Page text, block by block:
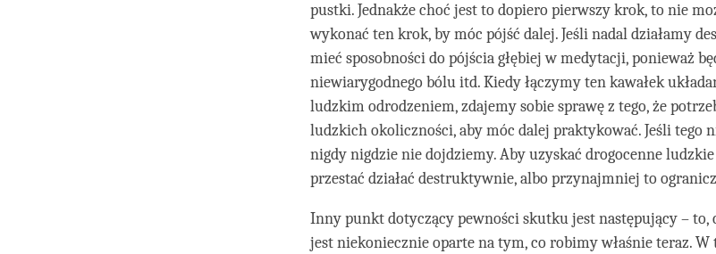
pustki. Jednakże choć jest to dopiero pierwszy krok, to nie
wykonać ten krok, by móc pójść dalej. Jeśli nadal działamy
mieć sposobności do pójścia głębiej w medytacji, ponieważ
niewiarygodnego bólu itd. Kiedy łączymy ten kawałek
ludzkim odrodzeniem, zdajemy sobie sprawę z tego, że
ludzkich okoliczności, aby móc dalej praktykować. Jeśli tego
nigdy nigdzie nie dojdziemy. Aby uzyskać drogocenne
przestać działać destruktywnie, albo przynajmniej to
Inny punkt dotyczący pewności skutku jest następujący – to,
jest niekoniecznie oparte na tym, co robimy właśnie teraz.